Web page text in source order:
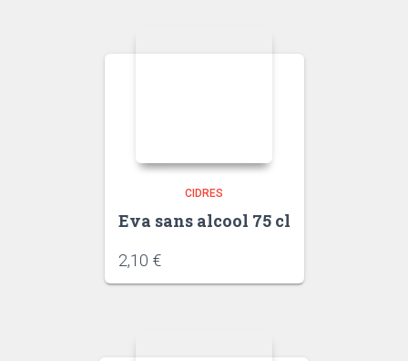
CIDRES
Eva sans alcool 75 cl
2,10 €